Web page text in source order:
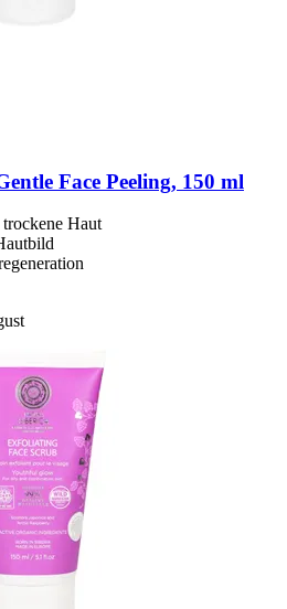
Face Peeling, 150 ml
Haut